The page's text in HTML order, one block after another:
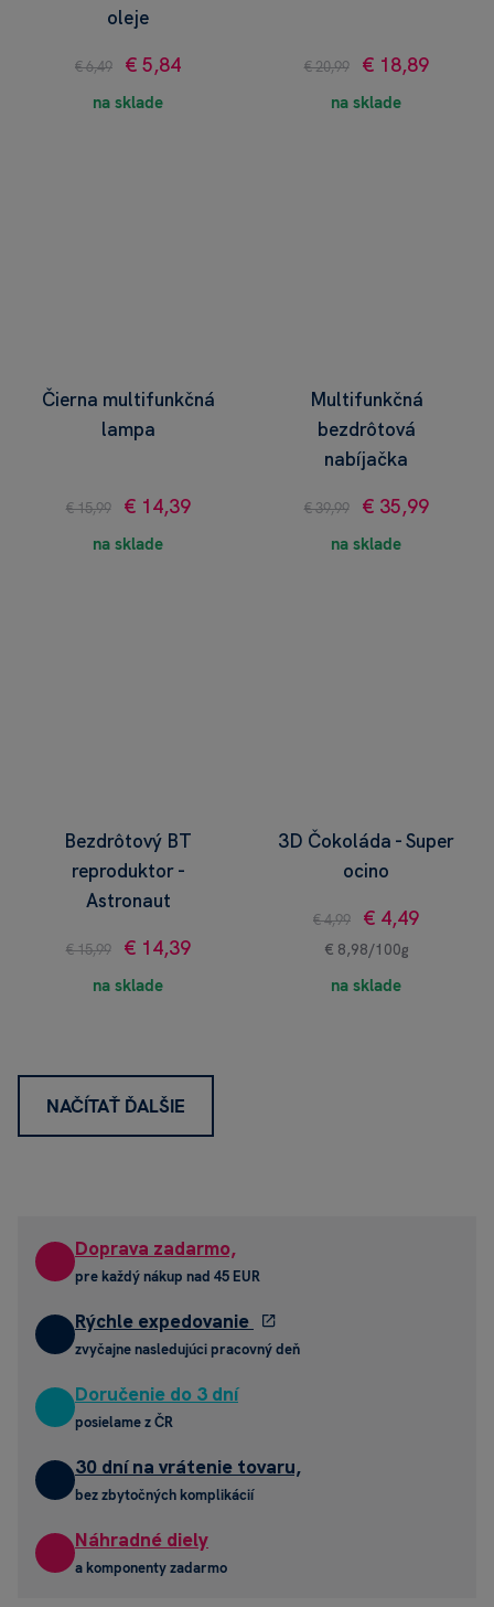
oleje
€ 6,49 € 5,84
na sklade
€ 20,99 € 18,89
na sklade
Čierna multifunkčná
lampa
€ 15,99 € 14,39
na sklade
Multifunkčná
bezdrôtová
nabíjačka
€ 39,99 € 35,99
na sklade
Bezdrôtový BT
reproduktor -
Astronaut
€ 15,99 € 14,39
na sklade
3D Čokoláda - Super
ocino
€ 4,99 € 4,49
€ 8,98/100g
na sklade
NAČÍTAŤ ĎALŠIE
Doprava zadarmo,
pre každý nákup nad 45 EUR
Rýchle expedovanie
zvyčajne nasledujúci pracovný deň
Doručenie do 3 dní
posielame z ČR
30 dní na vrátenie tovaru,
bez zbytočných komplikácií
Náhradné diely
a komponenty zadarmo